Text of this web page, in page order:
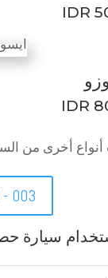
IDR
IDR
أخرى من
003
سيارة